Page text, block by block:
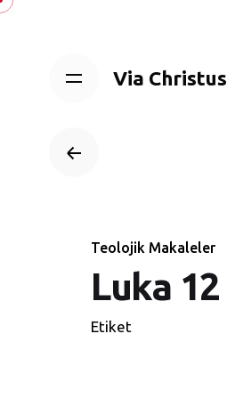
Skip
Via Christus
Teolojik Makaleler
Luka 12
Etiket